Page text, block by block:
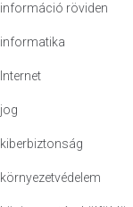
információ röviden
informatika
Internet
jog
kiberbiztonság
környezetvédelem